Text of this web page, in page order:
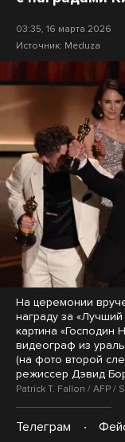
03:35, 16 марта 2026
Источник: Meduza
На церемонии
награду за
картина «Господин
видеограф из
(на фото второй
режиссер Дэвид
Patrick T. Fallon / AFP /
Телеграм